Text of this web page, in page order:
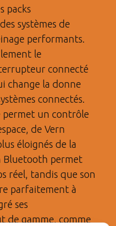
packs
systèmes de
performants.
le
connecté
change la donne
connectés.
un contrôle
de Vern
éloignés de la
Bluetooth permet
réel, tandis que son
parfaitement à
ses
de gamme, comme